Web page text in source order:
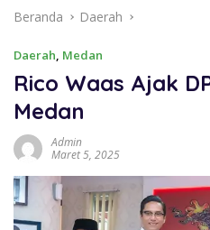
Beranda Daerah
Daerah, Medan
Rico Waas Ajak
Medan
Admin
Maret 5, 2025